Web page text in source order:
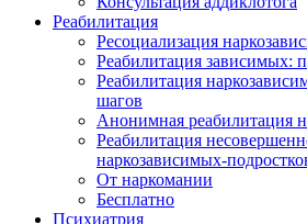
Реабилитация
Ресоциализация
Реабилитация зависимых:
Реабилитация
шагов
Анонимная реабилитация
Реабилитация
наркозависимых-
От наркомании
Бесплатно
Психиатрия